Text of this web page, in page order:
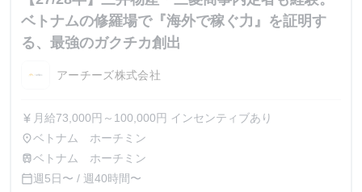
ベトナムの修羅場で『海外で稼ぐ力』を証明す
る、最強のガクチカ創出
アーチーズ株式会社
currency_yen 月給73,000円～100,000円 インセンティブあり
placeベトナム ホーチミン
trainベトナム ホーチミン
calendar_today週5日〜 / 週40時間〜